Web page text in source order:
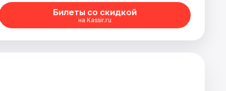
Билеты со скидкой
на Kassir.ru